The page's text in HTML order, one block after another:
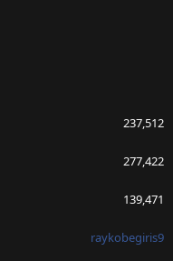
237,512
277,422
139,471
raykobegiris9